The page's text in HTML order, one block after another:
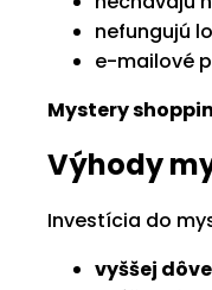
nefungujú
e-mailové
Mystery
Výhody
Investícia do
vyššej